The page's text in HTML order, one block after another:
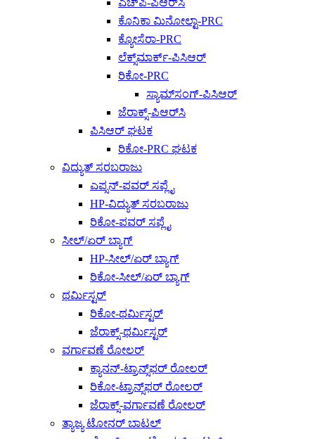
ಎಚ್‌ಪಿ-ಪಿಆರ್‌ಸಿ
ಕೊನಿಕಾ ಮಿನೋಲ್ಟಾ-PRC
ಕ್ಯೋಸೆರಾ-PRC
ಲೆಕ್ಸ್‌ಮಾರ್ಕ್-ಪಿಸಿಆರ್
ರಿಕೋ-PRC
ಸ್ಯಾಮ್‌ಸಂಗ್-ಪಿಸಿಆರ್
ಜೆರಾಕ್ಸ್-ಪಿಆರ್‌ಸಿ
ಪಿಸಿಆರ್ ಘಟಕ
ರಿಕೋ-PRC ಘಟಕ
ವಿದ್ಯುತ್ ಸರಬರಾಜು
ಎಪ್ಸನ್-ಪವರ್ ಸಪ್ಲೈ
HP-ವಿದ್ಯುತ್ ಸರಬರಾಜು
ರಿಕೋ-ಪವರ್ ಸಪ್ಲೈ
ಸೀಲ್/ಏರ್ ಬ್ಯಾಗ್
HP-ಸೀಲ್/ಏರ್ ಬ್ಯಾಗ್
ರಿಕೋ-ಸೀಲ್/ಏರ್ ಬ್ಯಾಗ್
ಥರ್ಮಿಸ್ಟರ್
ರಿಕೋ-ಥರ್ಮಿಸ್ಟರ್
ಜೆರಾಕ್ಸ್-ಥರ್ಮಿಸ್ಟರ್
ವರ್ಗಾವಣೆ ರೋಲರ್
ಕ್ಯಾನನ್-ಟ್ರಾನ್ಸ್‌ಫರ್ ರೋಲರ್
ರಿಕೋ-ಟ್ರಾನ್ಸ್‌ಫರ್ ರೋಲರ್
ಜೆರಾಕ್ಸ್-ವರ್ಗಾವಣೆ ರೋಲರ್
ತ್ಯಾಜ್ಯ ಟೋನರ್ ಬಾಟಲ್